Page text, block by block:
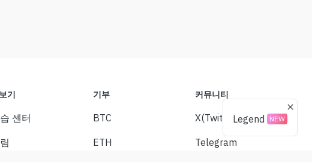
Legend NEW
기
센터
기부
BTC
ETH
커뮤니티
X(Twitter)
Telegram